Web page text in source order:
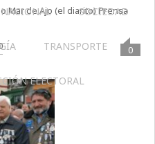
SOCIEDAD
TRANSPORTE
ELECTORAL
Mar de Ajo (el diarito) Prensa
0